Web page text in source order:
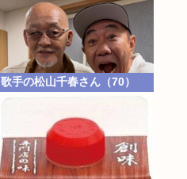
歌手の松山千春さん（70）